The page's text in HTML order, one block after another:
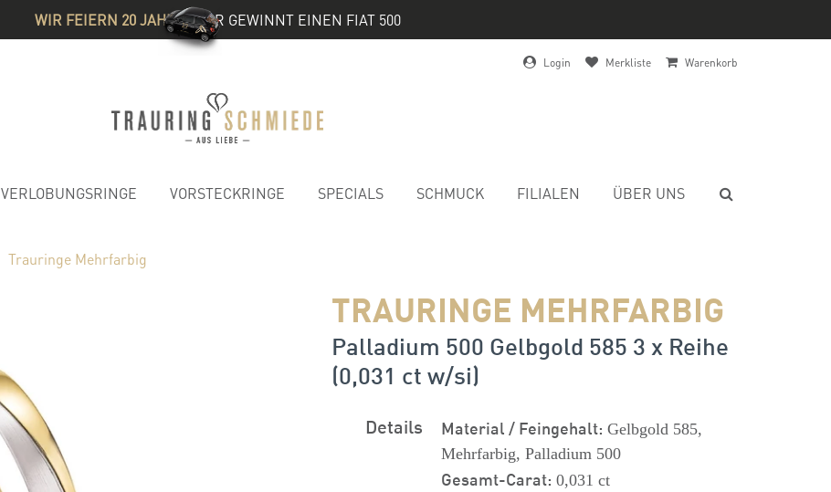
WIR FEIERN 20 JAHRE& IHR GEWINNT EINEN FIAT 500
Login Merkliste Warenkorb
VERLOBUNGSRINGE VORSTECKRINGE SPECIALS SCHMUCK FILIALEN ÜBER UNS
Trauringe Mehrfarbig
TRAURINGE MEHRFARBIG
Palladium 500 Gelbgold 585 3 x Reihe
(0,031 ct w/si)
Details Material / Feingehalt: Gelbgold 585,
Mehrfarbig, Palladium 500
Gesamt-Carat: 0,031 ct